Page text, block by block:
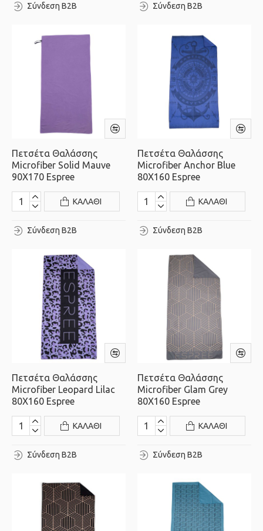
Σύνδεση B2B Σύνδεση B2B
Πετσέτα Θαλάσσης
Microfiber Solid Mauve
90X170 Espree
ΚΑΛΆΘΙ
Σύνδεση B2B
Πετσέτα Θαλάσσης
Microfiber Anchor Blue
80X160 Espree
ΚΑΛΆΘΙ
Σύνδεση B2B
Πετσέτα Θαλάσσης
Microfiber Leopard Lilac
80X160 Espree
ΚΑΛΆΘΙ
Σύνδεση B2B
Πετσέτα Θαλάσσης
Microfiber Glam Grey
80X160 Espree
ΚΑΛΆΘΙ
Σύνδεση B2B